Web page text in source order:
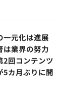
一元化は進展
は業界の努力
2回コンテンツ
5カ月ぶりに開